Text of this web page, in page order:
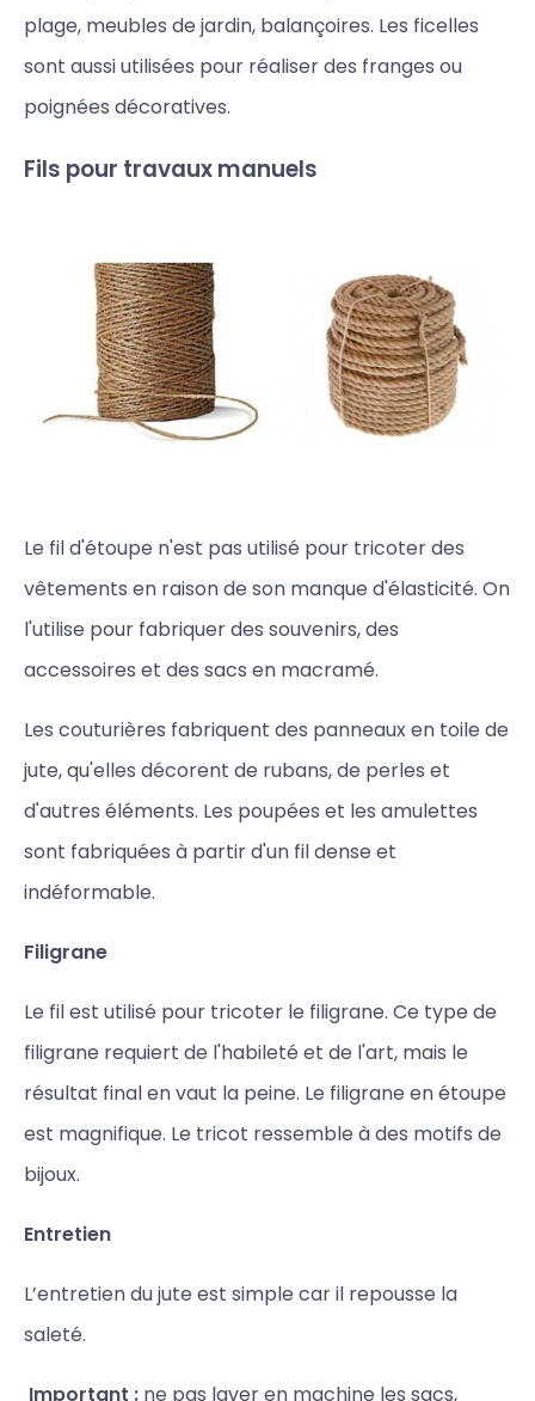
plage, meubles de jardin, balançoires. Les ficelles
sont aussi utilisées pour réaliser des franges ou
poignées décoratives.
Fils pour travaux manuels
Le fil d'étoupe n'est pas utilisé pour tricoter des
vêtements en raison de son manque d'élasticité. On
l'utilise pour fabriquer des souvenirs, des
accessoires et des sacs en macramé.
Les couturières fabriquent des panneaux en toile de
jute, qu'elles décorent de rubans, de perles et
d'autres éléments. Les poupées et les amulettes
sont fabriquées à partir d'un fil dense et
indéformable.
Filigrane
Le fil est utilisé pour tricoter le filigrane. Ce type de
filigrane requiert de l'habileté et de l'art, mais le
résultat final en vaut la peine. Le filigrane en étoupe
est magnifique. Le tricot ressemble à des motifs de
bijoux.
Entretien
L’entretien du jute est simple car il repousse la
saleté.
Important : ne pas laver en machine les sacs,